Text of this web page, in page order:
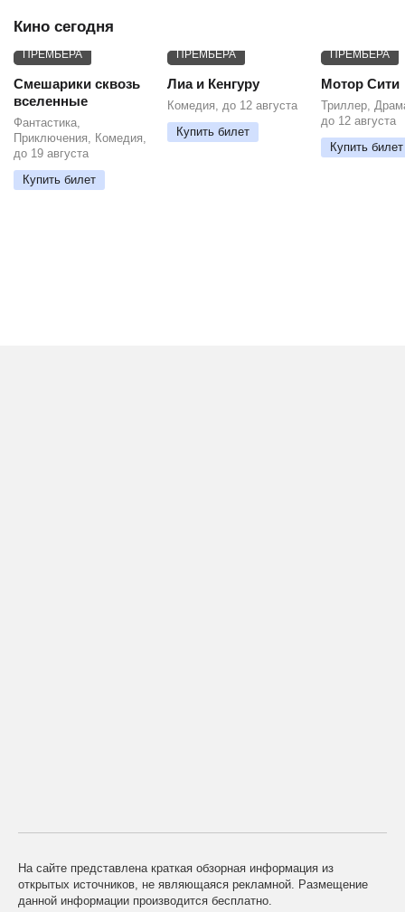
Кино сегодня
ПРЕМЬЕРА
Смешарики сквозь
вселенные
Фантастика,
Приключения, Комедия,
до 19 августа
Купить билет
ПРЕМЬЕРА
Лиа и Кенгуру
Комедия, до 12 августа
Купить билет
ПРЕМЬЕРА
Мотор Сити
Триллер,
до 12 августа
Купить билет
На сайте представлена краткая обзорная информация из
открытых источников, не являющаяся рекламной. Размещение
данной информации производится бесплатно.